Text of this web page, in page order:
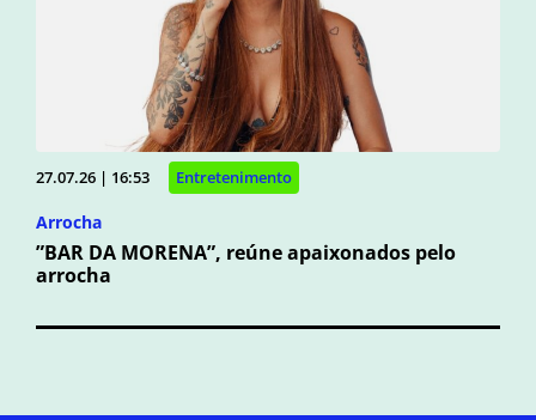
27.07.26 | 16:53 Entretenimento
Arrocha
”BAR DA MORENA”, reúne apaixonados pelo
arrocha